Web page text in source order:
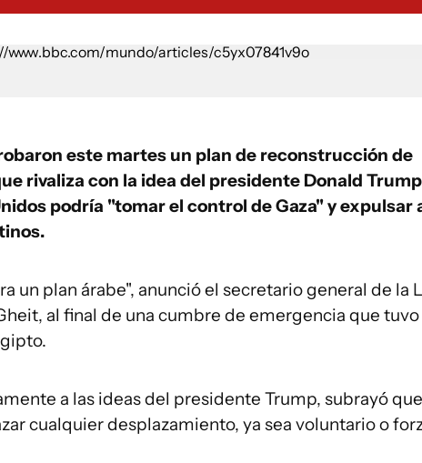
este martes un plan de reconstrucción de
rivaliza con la idea del presidente Donald
podría "tomar el control de Gaza" y expulsar
un plan árabe", anunció el secretario general de la
al final de una cumbre de emergencia que
a las ideas del presidente Trump, subrayó
cualquier desplazamiento, ya sea voluntario o